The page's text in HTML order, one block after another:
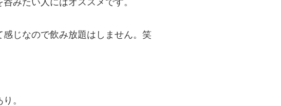
じなので飲み放題はしません。笑
。